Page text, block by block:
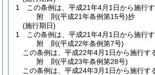
1
この条例は、平成21年4月1日から施行す
附 則(平成21年条例第15号)抄
(施行期日)
1
この条例は、平成21年4月1日から施行す
附 則(平成22年条例第7号)
この条例は、平成22年4月1日から施行す
附 則(平成23年条例第28号)
この条例は、平成24年3月1日から施行す